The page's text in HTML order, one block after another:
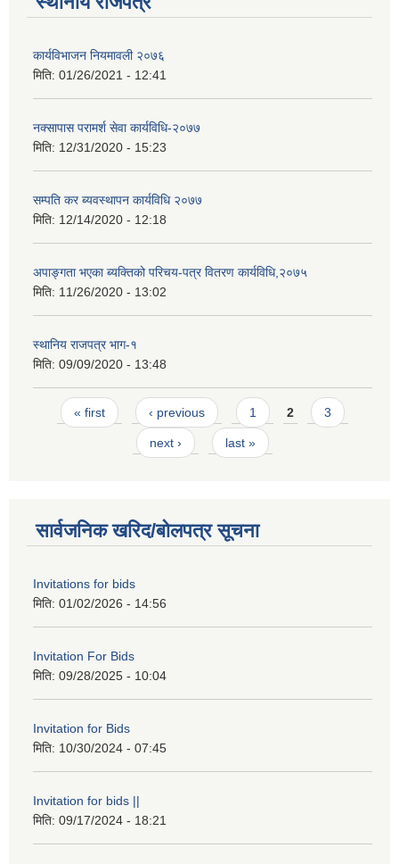
कार्यविभाजन नियमावली २०७६
मिति: 01/26/2021 - 12:41
नक्सापास परामर्श सेवा कार्यविधि-२०७७
मिति: 12/31/2020 - 15:23
सम्पति कर ब्यवस्थापन कार्यविधि २०७७
मिति: 12/14/2020 - 12:18
अपाङ्गता भएका ब्यक्तिको परिचय-पत्र वितरण कार्यविधि,२०७५
मिति: 11/26/2020 - 13:02
स्थानिय राजपत्र भाग-१
मिति: 09/09/2020 - 13:48
Pages
« first ‹ previous 1 2 3
next › last »
सार्वजनिक खरिद/बोलपत्र सूचना
Invitations for bids
मिति: 01/02/2026 - 14:56
Invitation For Bids
मिति: 09/28/2025 - 10:04
Invitation for Bids
मिति: 10/30/2024 - 07:45
Invitation for bids ||
मिति: 09/17/2024 - 18:21